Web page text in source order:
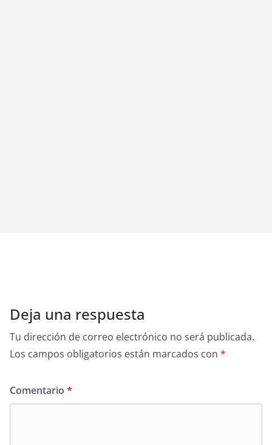
Deja una respuesta
Tu dirección de correo electrónico no será publicada.
Los campos obligatorios están marcados con *
Comentario *